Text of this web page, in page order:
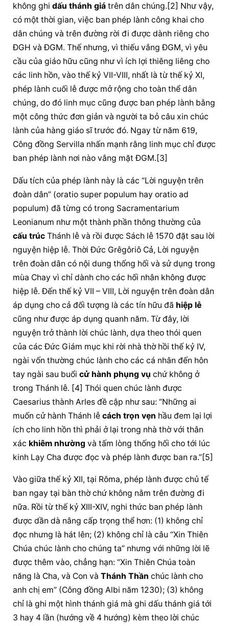
không ghi dấu thánh giá trên dân chúng.[2] Như vậy,
có một thời gian, việc ban phép lành công khai cho
dân chúng và trên đường rời đi được dành riêng cho
ĐGH và ĐGM. Thế nhưng, vì thiếu vắng ĐGM, vì yêu
cầu của giáo hữu cũng như vì ích lợi thiêng liêng cho
các linh hồn, vào thế kỷ VII-VIII, nhất là từ thế kỷ XI,
phép lành cuối lễ được mở rộng cho toàn thể dân
chúng, do đó linh mục cũng được ban phép lành bằng
một công thức đơn giản và người ta bỏ câu xin chúc
lành của hàng giáo sĩ trước đó. Ngay từ năm 619,
Công đồng Servilla nhấn mạnh rằng linh mục chỉ được
ban phép lành nơi nào vắng mặt ĐGM.[3]
Dấu tích của phép lành này là các “Lời nguyện trên
đoàn dân” (oratio super populum hay oratio ad
populum) đã từng có trong Sacramentarium
cấu trúc Thánh lễ và rồi được Sách lễ 1570 đặt sau lời
nguyện hiệp lễ. Thời Đức Grêgôriô Cả, Lời nguyện
trên đoàn dân có nội dung thống hối và sử dụng trong
mùa Chay vì chỉ dành cho các hối nhân không được
hiệp lễ. Đến thế kỷ VII – VIII, Lời nguyện trên đoàn dân
áp dụng cho cả đối tượng là các tín hữu đã hiệp lễ
cũng như được áp dụng quanh năm. Từ đây, lời
nguyện trở thành lời chúc lành, dựa theo thói quen
của các Đức Giám mục khi rời nhà thờ hồi thế kỷ IV,
ngài vốn thường chúc lành cho các cá nhân đến hôn
tay ngài sau buổi cử hành phụng vụ chứ không ở
trong Thánh lễ. [4] Thói quen chúc lành được
Caesarius thành Arles đề cập như sau: “Những ai
muốn cử hành Thánh lễ cách trọn vẹn hầu đem lại lợi
ích cho linh hồn thì phải ở lại trong nhà thờ với thân
xác khiêm nhường và tấm lòng thống hối cho tới lúc
kinh Lạy Cha được đọc và phép lành được ban ra.”[5]
Vào giữa thế kỷ XII, tại Rôma, phép lành được chủ tế
ban ngay tại bàn thờ chứ không nằm trên đường đi
nữa. Rồi từ thế kỷ XIII-XIV, nghi thức ban phép lành
được dần dà nâng cấp trọng thể hơn: (1) không chỉ
đọc nhưng là hát lên; (2) không chỉ là câu “Xin Thiên
Chúa chúc lành cho chúng ta” nhưng với những lời lẽ
được thêm vào, chẳng hạn: “Xin Thiên Chúa toàn
năng là Cha, và Con và Thánh Thần chúc lành cho
anh chị em” (Công đồng Albi năm 1230); (3) không
chỉ là ghi một hình thánh giá mà ghi dấu thánh giá tới
3 hay 4 lần (hướng về 4 hướng) kèm theo lời chúc